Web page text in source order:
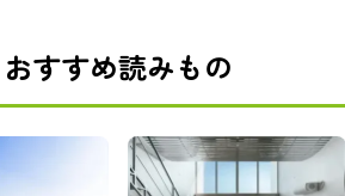
おすすめ読みもの